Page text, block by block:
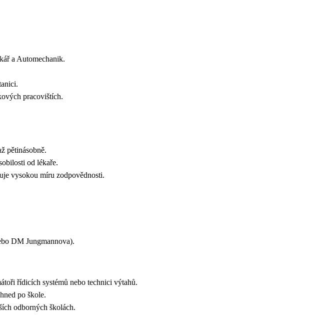
a Automechanik.
pracovištích.
pětinásobně.
od lékaře.
vysokou míru zodpovědnosti.
DM Jungmannova).
řídicích systémů nebo technici výtahů.
po škole.
odborných školách.